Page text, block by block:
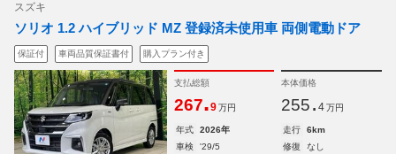
スズキ
ソリオ 1.2 ハイブリッド MZ 登録済未使用車 両側電動ドア
保証付 車両品質保証書付 購入プラン付き
支払総額
267.9 万円
本体価格
255. 4 万円
年式 2026年 走行
6km
車検
'29/5 修復
なし